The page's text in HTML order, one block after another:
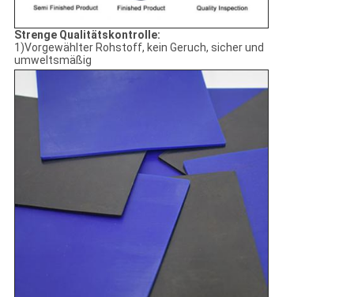
Strenge Qualitätskontrolle:
1)Vorgewählter Rohstoff, kein Geruch, sicher und
umweltsmäßig